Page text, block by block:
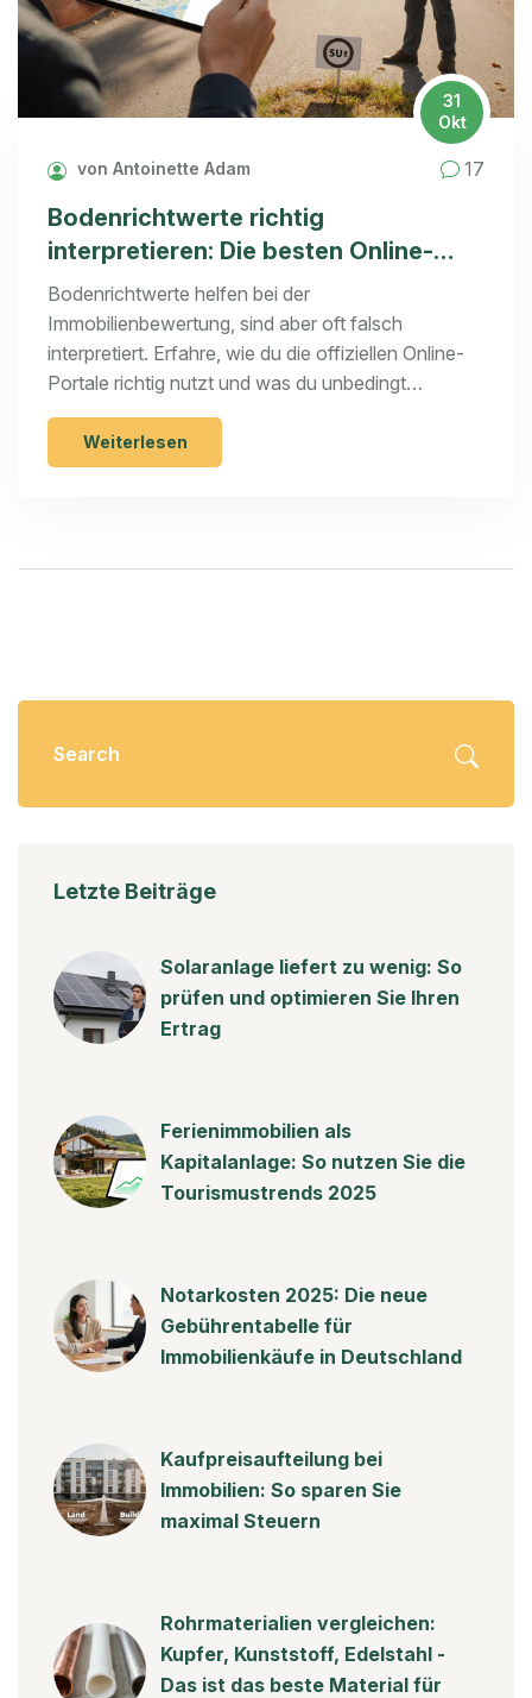
31
Okt
von Antoinette Adam 17
Bodenrichtwerte richtig
interpretieren: Die besten Online-
Portale für Immobilienkäufer
Bodenrichtwerte helfen bei der
Immobilienbewertung, sind aber oft falsch
interpretiert. Erfahre, wie du die offiziellen Online-
Portale richtig nutzt und was du unbedingt
beachten musst, bevor du kaufst.
Weiterlesen
Letzte Beiträge
Solaranlage liefert zu wenig: So
prüfen und optimieren Sie Ihren
Ertrag
Ferienimmobilien als
Kapitalanlage: So nutzen Sie die
Tourismustrends 2025
Notarkosten 2025: Die neue
Gebührentabelle für
Immobilienkäufe in Deutschland
Kaufpreisaufteilung bei
Immobilien: So sparen Sie
maximal Steuern
Rohrmaterialien vergleichen:
Kupfer, Kunststoff, Edelstahl -
Das ist das beste Material für